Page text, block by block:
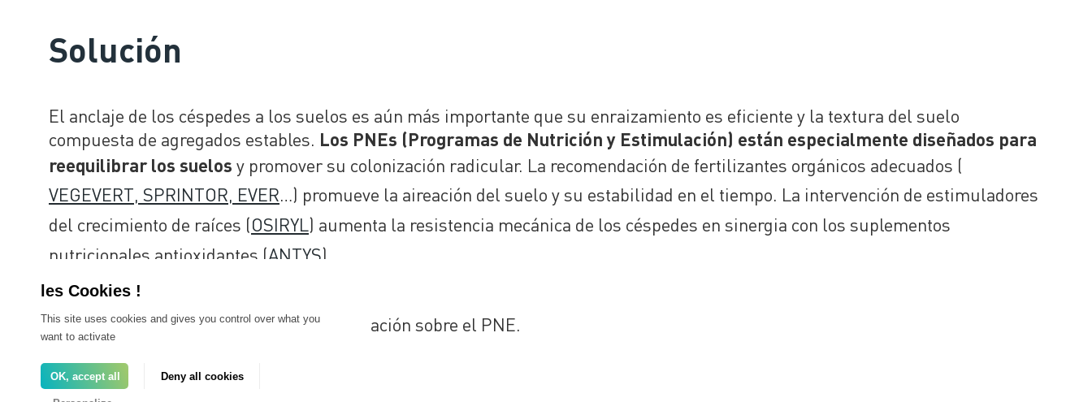
Solución
El anclaje de los céspedes a los suelos es aún más importante que su enraizamiento es eficiente y la textura del suelo
compuesta de agregados estables. Los PNEs (Programas de Nutrición y Estimulación) están especialmente diseñados para
reequilibrar los suelos y promover su colonización radicular. La recomendación de fertilizantes orgánicos adecuados (
VEGEVERT, SPRINTOR, EVER…) promueve la aireación del suelo y su estabilidad en el tiempo. La intervención de estimuladores
del crecimiento de raíces (OSIRYL) aumenta la resistencia mecánica de los céspedes en sinergia con los suplementos
nutricionales antioxidantes (ANTYS).
Contactenoscon para obtener más información sobre el PNE.
This site uses cookies and gives you control over what you
want to activate
OK, accept all Deny all cookies